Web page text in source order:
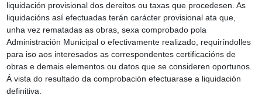
liquidación provisional dos dereitos ou taxas que procedesen. As
liquidacións así efectuadas terán carácter provisional ata que,
unha vez rematadas as obras, sexa comprobado pola
Administración Municipal o efectivamente realizado, requiríndolles
para iso aos interesados as correspondentes certificacións de
obras e demais elementos ou datos que se consideren oportunos.
Á vista do resultado da comprobación efectuarase a liquidación
definitiva.